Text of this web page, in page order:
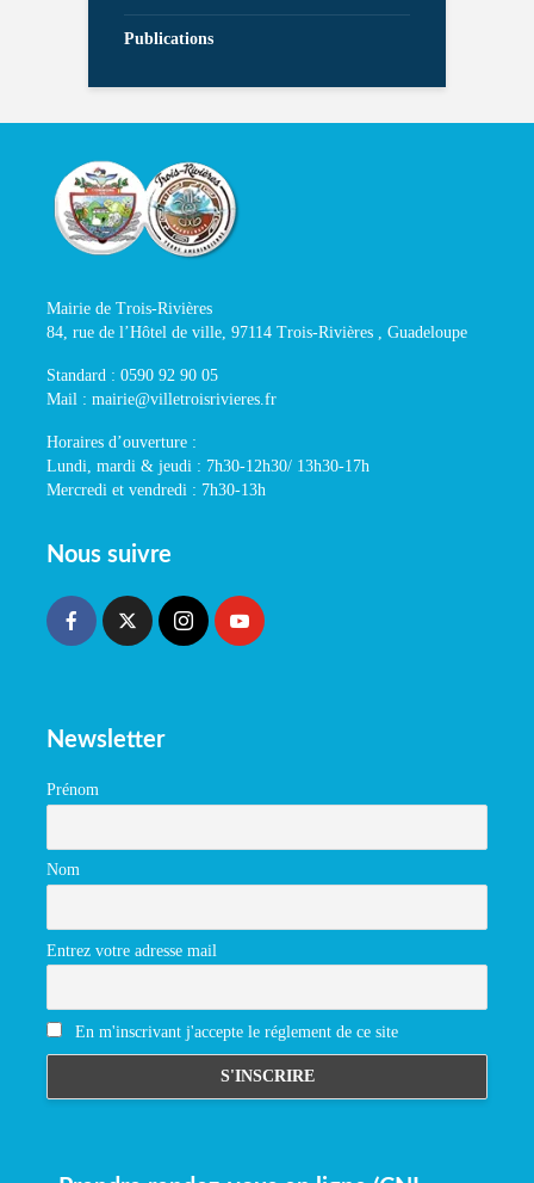
Publications
Mairie de Trois-Rivières
84, rue de l’Hôtel de ville, 97114 Trois-Rivières , Guadeloupe
Standard : 0590 92 90 05
Mail : mairie@villetroisrivieres.fr
Horaires d’ouverture :
Lundi, mardi & jeudi : 7h30-12h30/ 13h30-17h
Mercredi et vendredi : 7h30-13h
Nous suivre
Newsletter
Prénom
Nom
Entrez votre adresse mail
En m'inscrivant j'accepte le réglement de ce site